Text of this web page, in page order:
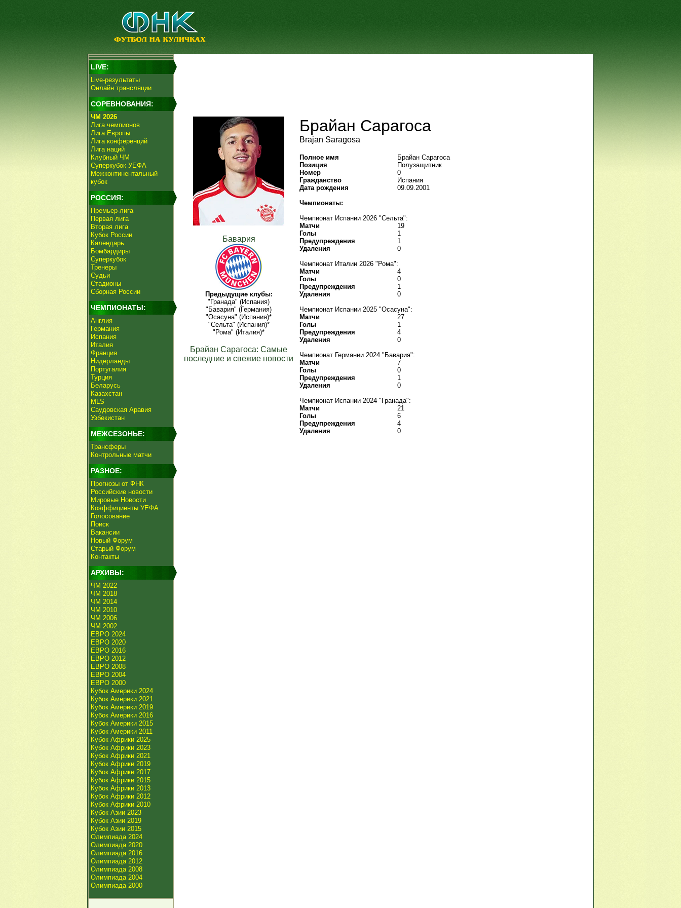
LIVE:
Live-результаты
Онлайн трансляции
СОРЕВНОВАНИЯ:
ЧМ 2026
Лига чемпионов
Лига Европы
Лига конференций
Лига наций
Клубный ЧМ
Суперкубок УЕФА
Межконтинентальный
кубок
РОССИЯ:
Премьер-лига
Первая лига
Вторая лига
Кубок России
Календарь
Бомбардиры
Суперкубок
Тренеры
Судьи
Стадионы
Сборная России
ЧЕМПИОНАТЫ:
Англия
Германия
Испания
Италия
Франция
Нидерланды
Португалия
Турция
Беларусь
Казахстан
MLS
Саудовская Аравия
Узбекистан
МЕЖСЕЗОНЬЕ:
Трансферы
Контрольные матчи
РАЗНОЕ:
Прогнозы от ФНК
Российские новости
Мировые Новости
Коэффициенты УЕФА
Голосование
Поиск
Вакансии
Новый Форум
Старый Форум
Контакты
АРХИВЫ:
ЧМ 2022
ЧМ 2018
ЧМ 2014
ЧМ 2010
ЧМ 2006
ЧМ 2002
ЕВРО 2024
ЕВРО 2020
ЕВРО 2016
ЕВРО 2012
ЕВРО 2008
ЕВРО 2004
ЕВРО 2000
Кубок Америки 2024
Кубок Америки 2021
Кубок Америки 2019
Кубок Америки 2016
Кубок Америки 2015
Кубок Америки 2011
Кубок Африки 2025
Кубок Африки 2023
Кубок Африки 2021
Кубок Африки 2019
Кубок Африки 2017
Кубок Африки 2015
Кубок Африки 2013
Кубок Африки 2012
Кубок Африки 2010
Кубок Азии 2023
Кубок Азии 2019
Кубок Азии 2015
Олимпиада 2024
Олимпиада 2020
Олимпиада 2016
Олимпиада 2012
Олимпиада 2008
Олимпиада 2004
Олимпиада 2000
Бавария
Предыдущие клубы:
"Гранада" (Испания)
"Бавария" (Германия)
"Осасуна" (Испания)*
"Сельта" (Испания)*
"Рома" (Италия)*
Брайан Сарагоса: Самые
последние и свежие новости
Брайан Сарагоса
Brajan Saragosa
Полное имя
Брайан Сарагоса
Позиция
Полузащитник
Номер
0
Гражданство
Испания
Дата рождения
09.09.2001
Чемпионаты:
Чемпионат Испании 2026 "Сельта":
Матчи
19
Голы
1
Предупреждения
1
Удаления
0
Чемпионат Италии 2026 "Рома":
Матчи
4
Голы
0
Предупреждения
1
Удаления
0
Чемпионат Испании 2025 "Осасуна":
Матчи
27
Голы
1
Предупреждения
4
Удаления
0
Чемпионат Германии 2024 "Бавария":
Матчи
7
Голы
0
Предупреждения
1
Удаления
0
Чемпионат Испании 2024 "Гранада":
Матчи
21
Голы
6
Предупреждения
4
Удаления
0